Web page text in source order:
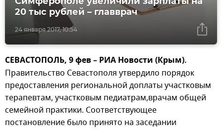
24 января 2017, 10:54
20 тыс рублей – главврач
СЕВАСТОПОЛЬ, 9 фев – РИА Новости (Крым).
Правительство Севастополя утвердило порядок
предоставления региональной доплаты участковым
терапевтам, участковым педиатрам,врачам общей
семейной практики. Соответствующее
постановление было принято на заседании